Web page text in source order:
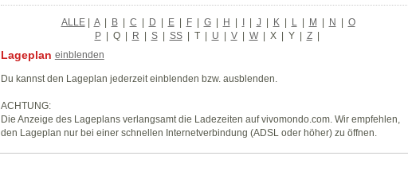
ALLE| A | B | C | D | E | F | G | H | I | J | K | L | M | N | O
P | Q | R | S | SS | T | U | V | W | X | Y| Z |
Lageplan einblenden
Du kannst den Lageplan jederzeit einblenden bzw. ausblenden.
ACHTUNG:
Die Anzeige des Lageplans verlangsamt die Ladezeiten auf vivomondo.com. Wir empfehlen,
den Lageplan nur bei einer schnellen Internetverbindung (ADSL oder höher) zu öffnen.